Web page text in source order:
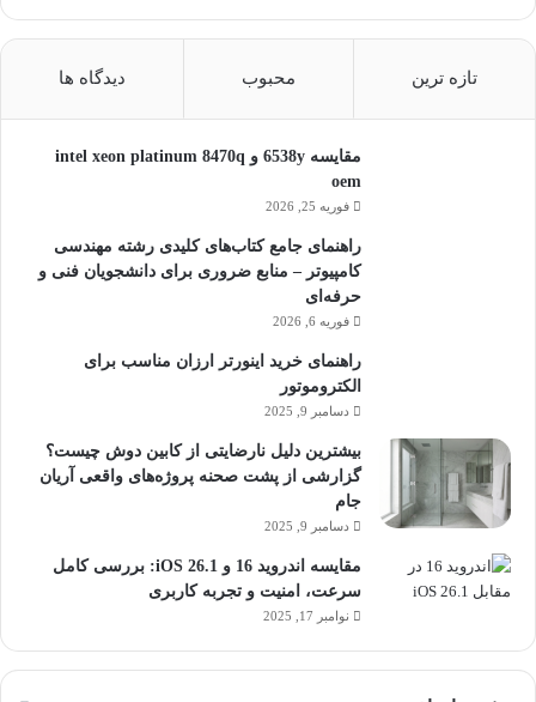
تازه ترین محبوب دیدگاه ها
مقایسه 6538y و intel xeon platinum 8470q
oem
فوریه 25, 2026
راهنمای جامع کتاب‌های کلیدی رشته مهندسی
کامپیوتر – منابع ضروری برای دانشجویان فنی و
حرفه‌ای
فوریه 6, 2026
راهنمای خرید اینورتر ارزان مناسب برای
الکتروموتور
دسامبر 9, 2025
بیشترین دلیل نارضایتی از کابین دوش چیست؟
گزارشی از پشت صحنه پروژه‌های واقعی آریان
جام
دسامبر 9, 2025
مقایسه اندروید 16 و iOS 26.1: بررسی کامل
سرعت، امنیت و تجربه کاربری
نوامبر 17, 2025